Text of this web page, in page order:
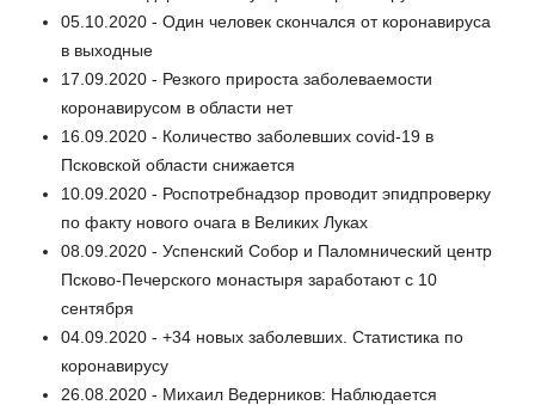
05.10.2020 - Один человек скончался от коронавируса
в выходные
17.09.2020 - Резкого прироста заболеваемости
коронавирусом в области нет
16.09.2020 - Количество заболевших covid-19 в
Псковской области снижается
10.09.2020 - Роспотребнадзор проводит эпидпроверку
по факту нового очага в Великих Луках
08.09.2020 - Успенский Собор и Паломнический центр
Псково-Печерского монастыря заработают с 10
сентября
04.09.2020 - +34 новых заболевших. Статистика по
коронавирусу
26.08.2020 - Михаил Ведерников: Наблюдается